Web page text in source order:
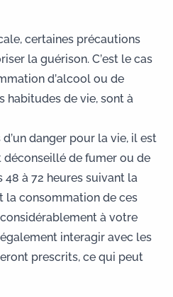
certaines précautions
la guérison. C’est le cas
d’alcool ou de
habitudes de vie, sont à
d’un danger pour la vie, il est
de fumer ou de
48 à 72 heures suivant la
la consommation de ces
à votre
interagir avec les
prescrits, ce qui peut